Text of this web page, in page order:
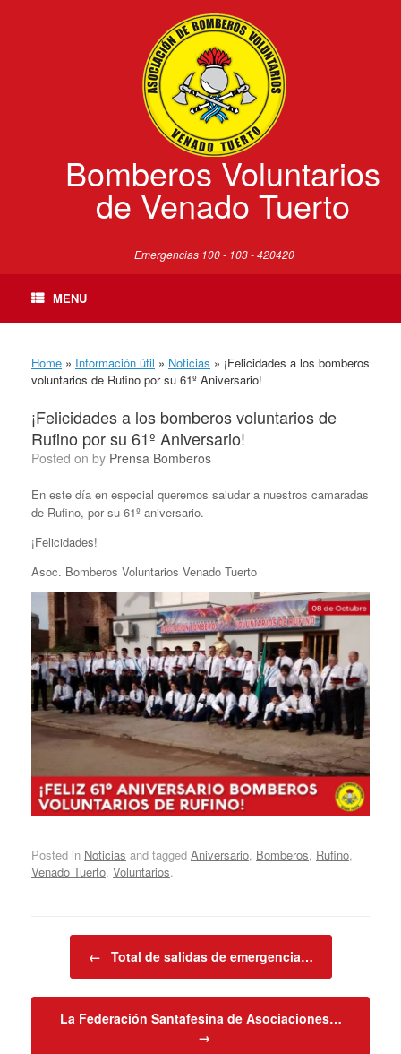
Bomberos Voluntarios
de Venado Tuerto
Emergencias 100 - 103 - 420420
MENU
Home » Información útil » Noticias » ¡Felicidades a los bomberos
voluntarios de Rufino por su 61º Aniversario!
¡Felicidades a los bomberos voluntarios de
Rufino por su 61º Aniversario!
Posted on by Prensa Bomberos
En este día en especial queremos saludar a nuestros camaradas
de Rufino, por su 61º aniversario.
¡Felicidades!
Asoc. Bomberos Voluntarios Venado Tuerto
Posted in Noticias and tagged Aniversario, Bomberos, Rufino,
Venado Tuerto, Voluntarios.
← Total de salidas de emergencia…
La Federación Santafesina de Asociaciones…
→